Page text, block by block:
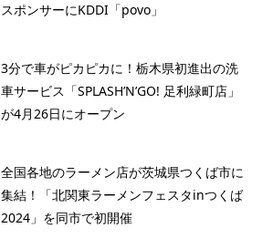
スポンサーにKDDI「povo」
3分で車がピカピカに！栃木県初進出の洗
車サービス「SPLASH’N’GO! 足利緑町店」
が4月26日にオープン
全国各地のラーメン店が茨城県つくば市に
集結！「北関東ラーメンフェスタinつくば
2024」を同市で初開催